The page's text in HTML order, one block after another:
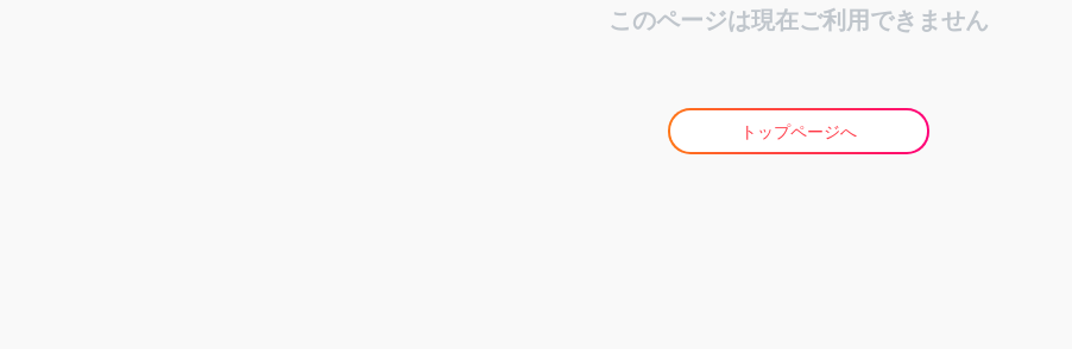
このページは現在ご利用できません